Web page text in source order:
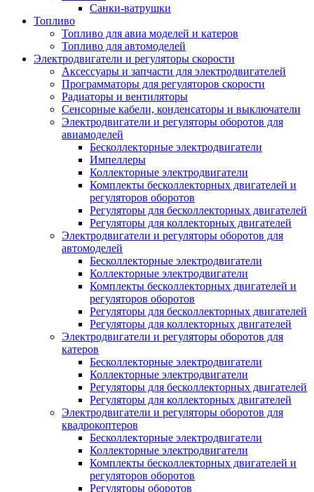
Санки-ватрушки
Топливо
Топливо для авиа моделей и катеров
Топливо для автомоделей
Электродвигатели и регуляторы скорости
Аксессуары и запчасти для электродвигателей
Программаторы для регуляторов скорости
Радиаторы и вентиляторы
Сенсорные кабели, конденсаторы и выключатели
Электродвигатели и регуляторы оборотов для
авиамоделей
Бесколлекторные электродвигатели
Импеллеры
Коллекторные электродвигатели
Комплекты бесколлекторных двигателей и
регуляторов оборотов
Регуляторы для бесколлекторных двигателей
Регуляторы для коллекторных двигателей
Электродвигатели и регуляторы оборотов для
автомоделей
Бесколлекторные электродвигатели
Коллекторные электродвигатели
Комплекты бесколлекторных двигателей и
регуляторов оборотов
Регуляторы для бесколлекторных двигателей
Регуляторы для коллекторных двигателей
Электродвигатели и регуляторы оборотов для
катеров
Бесколлекторные электродвигатели
Коллекторные электродвигатели
Регуляторы для бесколлекторных двигателей
Регуляторы для коллекторных двигателей
Электродвигатели и регуляторы оборотов для
квадрокоптеров
Бесколлекторные электродвигатели
Коллекторные электродвигатели
Комплекты бесколлекторных двигателей и
регуляторов оборотов
Регуляторы оборотов